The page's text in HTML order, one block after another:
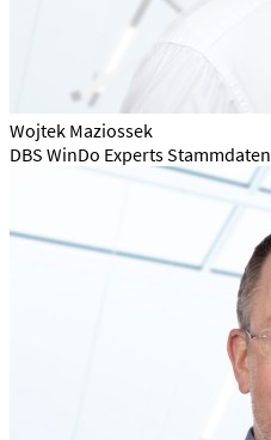
Wojtek Maziossek
DBS WinDo Experts Stammdaten